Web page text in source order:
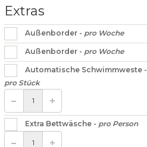
Extras
Außenborder - pro Woche
Außenborder - pro Woche
Automatische Schwimmweste -
pro Stück
Extra Bettwäsche - pro Person